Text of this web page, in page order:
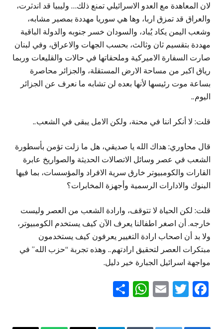
لان المعاهدة مع العدو الاسرائيلي تمنع ذلك… وليبيا قد اندثرت،
والعراق قد تمزق اربا، وها هي سوريا مهددة بمصير مشابه،
وشعب اليمن يكاد يُباد، والسودان خسر جنوبه والدولة الباقية
مهددة بتقسيم ثان وثالث، بحسب الجهات والاعراق، وفي لبنان
صارت السفارة الاميركية وملحقاتها في حالات والقليعات وربما
رياق اكبر من مساحة الارض المستقلة، والجزائر محاصرة
بساعة موت رئيسها لأنها بعده لن تشابه ما نعرف عن الجزائر
اليوم..
قلت: لا أنكر اننا في محنة، ولكن الامل يبقى في الشعب..
قال محاوري: هداك الله يا صديقي، هل ما زلت تؤمن بأسطورة
الشعب في عصر وسائل الاتصالات الحديثة والصواريخ عابرة
القارات والكومبيوتر خارق سرية الافراد والمؤسسات، بما فيها
البنوك والادارات الرسمية وأجهزة المخابرات؟
قلت: لكن الحياة لا تتوقف، وارادة الشعب من العصر وليست
خارجه. أن اصغر اطفالنا يعرف الآن كيف يستخدم الكومبيوتر،
ولا بد أن اصحاب ارادة التغيير يعرفون كيف يستخدمون
مبتكرات العصر لتحقيق ارادتهم.. وهذه تجربة “حزب الله” في
مواجهة اسرائيل الجبارة خير دليل.
Facebook
Twitter
Email
WhatsApp